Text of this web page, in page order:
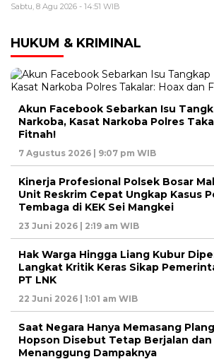
Sabtu, 8 Agu 2026 - 14:51 WIB
HUKUM & KRIMINAL
Akun Facebook Sebarkan Isu
Narkoba, Kasat Narkoba Polres
Fitnah!
7 Agustus 2026 | 9:07 pm WIB
Kinerja Profesional Polsek Bosar
Unit Reskrim Cepat Ungkap Kasus
Tembaga di KEK Sei Mangkei
23 Juni 2026 | 2:19 am WIB
Hak Warga Hingga Liang Kubur
Langkat Kritik Keras Sikap
PT LNK
22 Juni 2026 | 1:01 am WIB
Saat Negara Hanya Memasang
Hopson Disebut Tetap Berjalan dan
Menanggung Dampaknya